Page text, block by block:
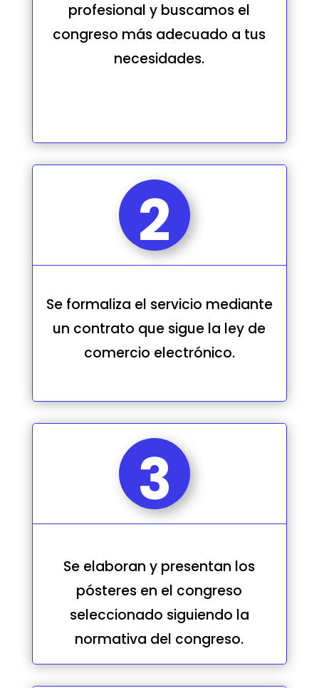
profesional y buscamos el
congreso más adecuado a tus
necesidades.
2
Se formaliza el servicio mediante
un contrato que sigue la ley de
comercio electrónico.
3
Se elaboran y presentan los
pósteres en el congreso
seleccionado siguiendo la
normativa del congreso.